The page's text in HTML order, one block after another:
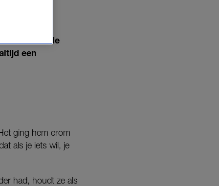
In de
een
ging hem erom
als je iets wil, je
had, houdt ze als